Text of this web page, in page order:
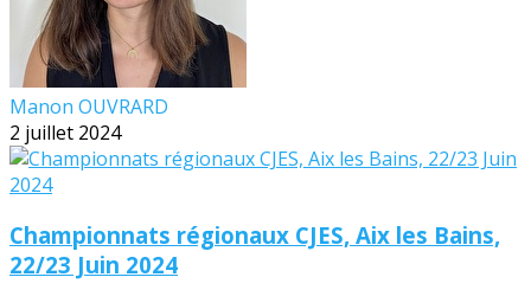
Manon OUVRARD
2 juillet 2024
Championnats régionaux CJES, Aix les Bains,
22/23 Juin 2024